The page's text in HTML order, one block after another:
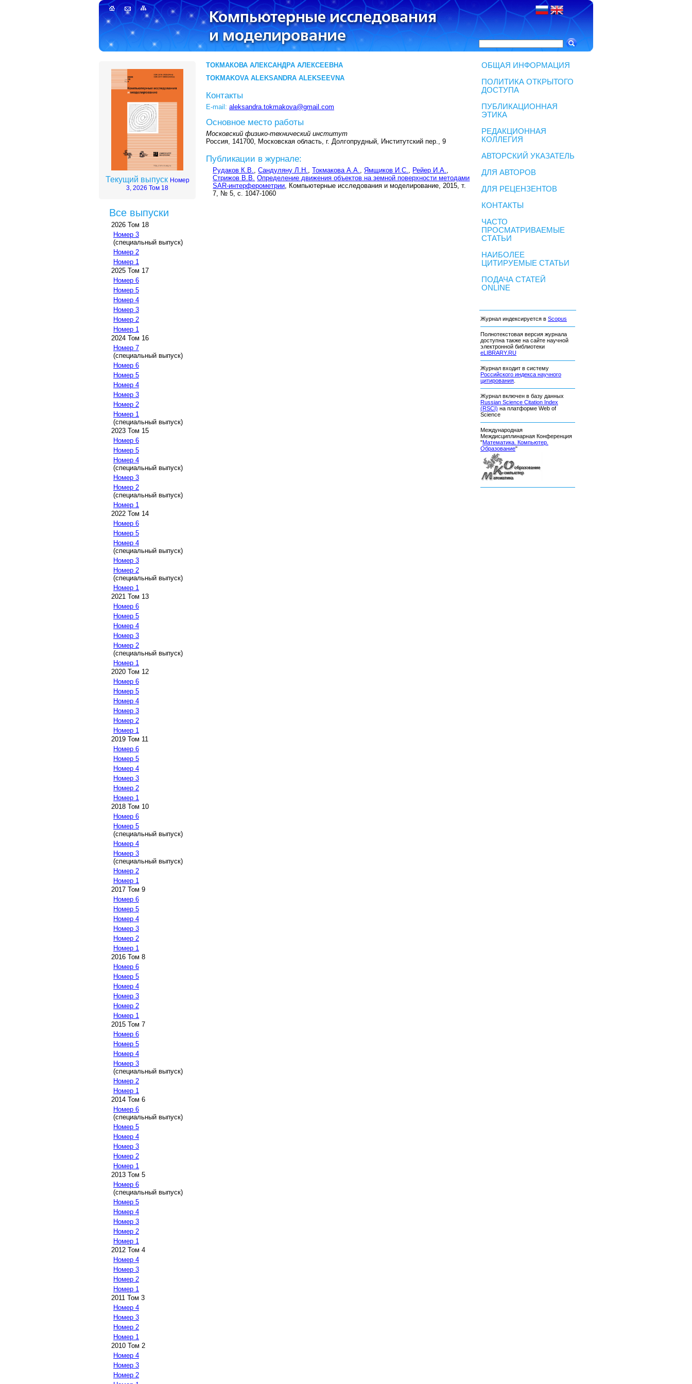
Текущий выпуск Номер
3, 2026 Том 18
Все выпуски
2026 Том 18
Номер 3
(специальный выпуск)
Номер 2
Номер 1
2025 Том 17
Номер 6
Номер 5
Номер 4
Номер 3
Номер 2
Номер 1
2024 Том 16
Номер 7
(специальный выпуск)
Номер 6
Номер 5
Номер 4
Номер 3
Номер 2
Номер 1
(специальный выпуск)
2023 Том 15
Номер 6
Номер 5
Номер 4
(специальный выпуск)
Номер 3
Номер 2
(специальный выпуск)
Номер 1
2022 Том 14
Номер 6
Номер 5
Номер 4
(специальный выпуск)
Номер 3
Номер 2
(специальный выпуск)
Номер 1
2021 Том 13
Номер 6
Номер 5
Номер 4
Номер 3
Номер 2
(специальный выпуск)
Номер 1
2020 Том 12
Номер 6
Номер 5
Номер 4
Номер 3
Номер 2
Номер 1
2019 Том 11
Номер 6
Номер 5
Номер 4
Номер 3
Номер 2
Номер 1
2018 Том 10
Номер 6
Номер 5
(специальный выпуск)
Номер 4
Номер 3
(специальный выпуск)
Номер 2
Номер 1
2017 Том 9
Номер 6
Номер 5
Номер 4
Номер 3
Номер 2
Номер 1
2016 Том 8
Номер 6
Номер 5
Номер 4
Номер 3
Номер 2
Номер 1
2015 Том 7
Номер 6
Номер 5
Номер 4
Номер 3
(специальный выпуск)
Номер 2
Номер 1
2014 Том 6
Номер 6
(специальный выпуск)
Номер 5
Номер 4
Номер 3
Номер 2
Номер 1
2013 Том 5
Номер 6
(специальный выпуск)
Номер 5
Номер 4
Номер 3
Номер 2
Номер 1
2012 Том 4
Номер 4
Номер 3
Номер 2
Номер 1
2011 Том 3
Номер 4
Номер 3
Номер 2
Номер 1
2010 Том 2
Номер 4
Номер 3
Номер 2
ТОКМАКОВА АЛЕКСАНДРА АЛЕКСЕЕВНА
TOKMAKOVA ALEKSANDRA ALEKSEEVNA
Контакты
E-mail: aleksandra.tokmakova@gmail.com
Основное место работы
Московский физико-технический институт
Россия, 141700, Московская облаcть, г. Долгопрудный, Институтский пер., 9
Публикации в журнале:
Рудаков К.В.,Сандуляну Л.Н.,Токмакова А.А.,Ямщиков И.С., Рейер И.А.,
Стрижов В.В. Определение движения объектов на земной поверхности методами
SAR-интерферометрии, Компьютерные исследования и моделирование, 2015, т.
7, № 5, с. 1047-1060
ОБЩАЯ ИНФОРМАЦИЯ
ПОЛИТИКА ОТКРЫТОГО
ДОСТУПА
ПУБЛИКАЦИОННАЯ
ЭТИКА
РЕДАКЦИОННАЯ
КОЛЛЕГИЯ
АВТОРСКИЙ УКАЗАТЕЛЬ
ДЛЯ АВТОРОВ
ДЛЯ РЕЦЕНЗЕНТОВ
КОНТАКТЫ
ЧАСТО
ПРОСМАТРИВАЕМЫЕ
СТАТЬИ
НАИБОЛЕЕ
ЦИТИРУЕМЫЕ СТАТЬИ
ПОДАЧА СТАТЕЙ
ONLINE
Журнал индексируется в Scopus
Полнотекстовая версия журнала
доступна также на сайте научной
электронной библиотеки
eLIBRARY.RU
Журнал входит в систему
Российского индекса научного
цитирования
Журнал включен в базу данных
Russian Science Citation Index
(RSCI) на платформе Web of
Science
Международная
Междисциплинарная Конференция
"Математика. Компьютер.
Образование"